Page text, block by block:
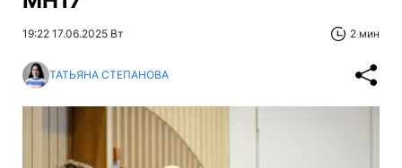
19:22 17.06.2025 Вт 2 мин
ТАТЬЯНА СТЕПАНОВА